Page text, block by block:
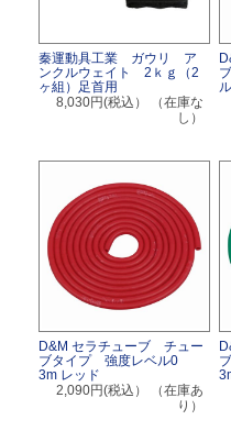
秦運動具工業 ガウリ ア
ンクルウェイト 2ｋｇ（2
ヶ組）足首用
8,030円(税込）
（在庫な
し）
D&M セラチューブ チュー
ブタイプ 強度レベル0
3m レッド
2,090円(税込）
（在庫あ
り）